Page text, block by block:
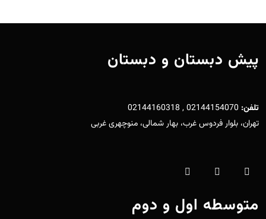
پیش دبستان و دبستان
تلفن: 02144154070 , 02144160318
تهران، بلوار فردوس غرب، بهار شمالی، منوچهری غربی
متوسطه اول و دوم